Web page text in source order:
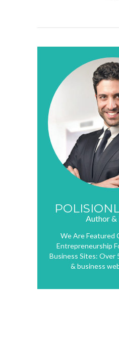
Author
We Are Featured
Entrepreneurship
Business Sites: Over
& business